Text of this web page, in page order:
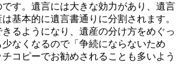
す。遺言には大きな効力があり、遺言
基本的に遺言書通りに分割されます。
るようになり、遺産の分け方をめぐっ
なくなるので「争続にならないため
コピーでお勧めされることも多いよう